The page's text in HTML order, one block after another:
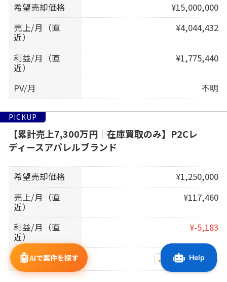
希望売却価格
¥15,000,000
売上/月（直
近）
¥4,044,432
利益/月（直
近）
¥1,775,440
PV/月 不明
PICKUP
【累計売上7,300万円｜在庫買取のみ】P2Cレ
ディースアパレルブランド
希望売却価格
¥1,250,000
売上/月（直
近）
¥117,460
利益/月（直
近）
¥-5,183
PV/月（直近） GA連携 4,171
🤖AIで案件を探す